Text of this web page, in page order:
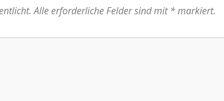
Alle erforderliche Felder sind mit *markiert.